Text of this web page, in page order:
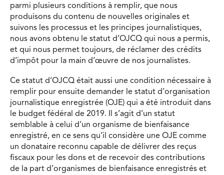
parmi plusieurs conditions à remplir, que nous
produisons du contenu de nouvelles originales et
suivons les processus et les principes journalistiques,
nous avons obtenu le statut d’OJCQ qui nous a permis,
et qui nous permet toujours, de réclamer des crédits
d’impôt pour la main d’œuvre de nos journalistes.
Ce statut d’OJCQ était aussi une condition nécessaire à
remplir pour ensuite demander le statut d’organisation
journalistique enregistrée (OJE) qui a été introduit dans
le budget fédéral de 2019. Il s’agit d’un statut
semblable à celui d’un organisme de bienfaisance
enregistré, en ce sens qu’il considère une OJE comme
un donataire reconnu capable de délivrer des reçus
fiscaux pour les dons et de recevoir des contributions
de la part d’organismes de bienfaisance enregistrés et